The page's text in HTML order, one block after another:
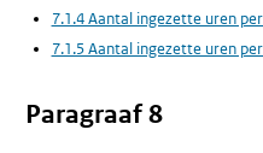
7.1.4 Aantal ingezette uren
7.1.5 Aantal ingezette uren
Paragraaf 8